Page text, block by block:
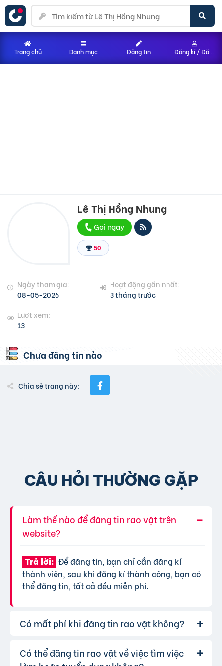
50
Lê Thị Hồng Nhung
Gọi ngay
Ngày tham gia:
08-05-2026
Hoạt động gần nhất:
3 tháng trước
Lượt xem:
13
Chưa đăng tin nào
Chia sẻ trang này:
CÂU HỎI THƯỜNG GẶP
Làm thế nào để đăng tin rao vặt trên
website?
Trả lời: Để đăng tin, bạn chỉ cần đăng kí
thành viên, sau khi đăng kí thành công, bạn có
thể đăng tin, tất cả đều miễn phí.
Có mất phí khi đăng tin rao vặt không?
Trả lời: Chúng tôi cung cấp gói đăng tin miễn
Có thể đăng tin rao vặt về việc tìm việc
Trang chủ Danh mục Đăng tin